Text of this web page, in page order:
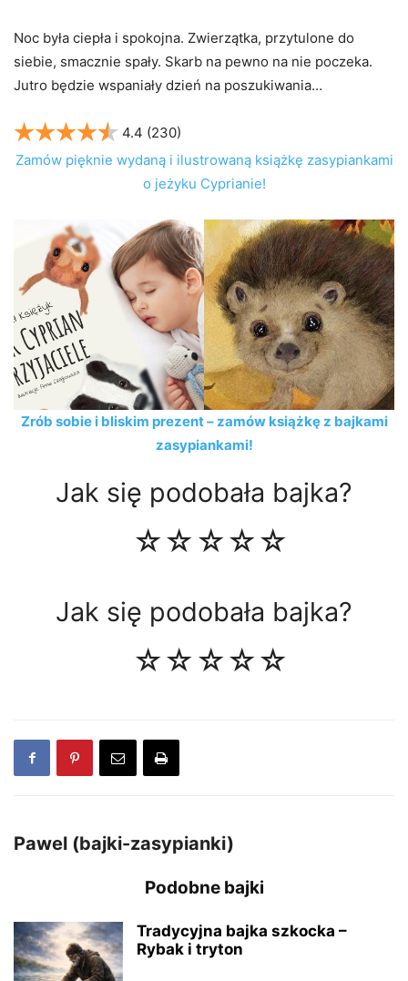
Noc była ciepła i spokojna. Zwierzątka, przytulone do
siebie, smacznie spały. Skarb na pewno na nie poczeka.
Jutro będzie wspaniały dzień na poszukiwania…
4.4 (230)
Zamów pięknie wydaną i ilustrowaną książkę zasypiankami
o jeżyku Cyprianie!
Zrób sobie i bliskim prezent – zamów książkę z bajkami
zasypiankami!
Jak się podobała bajka?
☆
☆
☆
☆
☆
Jak się podobała bajka?
☆
☆
☆
☆
☆
Pawel (bajki-zasypianki)
Podobne bajki
Tradycyjna bajka szkocka –
Rybak i tryton